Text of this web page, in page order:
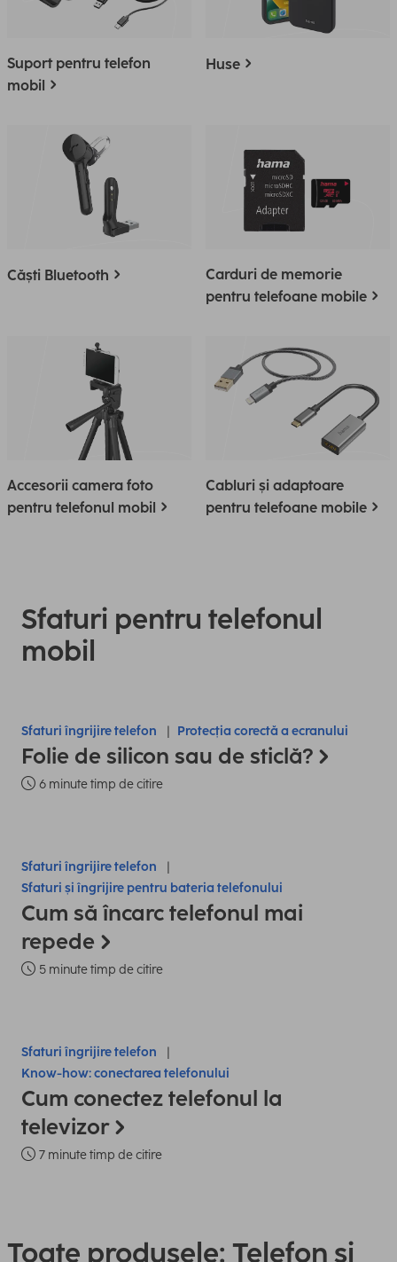
Suport pentru telefon
mobil
Huse
Căști Bluetooth
Carduri de memorie
pentru telefoane mobile
Accesorii camera foto
pentru telefonul mobil
Cabluri și adaptoare
pentru telefoane mobile
Sfaturi pentru telefonul
mobil
Sfaturi îngrijire telefon Protecția corectă a ecranului
Folie de silicon sau de sticlă?
6 minute timp de citire
Sfaturi îngrijire telefon
Sfaturi și îngrijire pentru bateria telefonului
Cum să încarc telefonul mai
repede
5 minute timp de citire
Sfaturi îngrijire telefon
Know-how: conectarea telefonului
Cum conectez telefonul la
televizor
7 minute timp de citire
Toate produsele: Telefon și